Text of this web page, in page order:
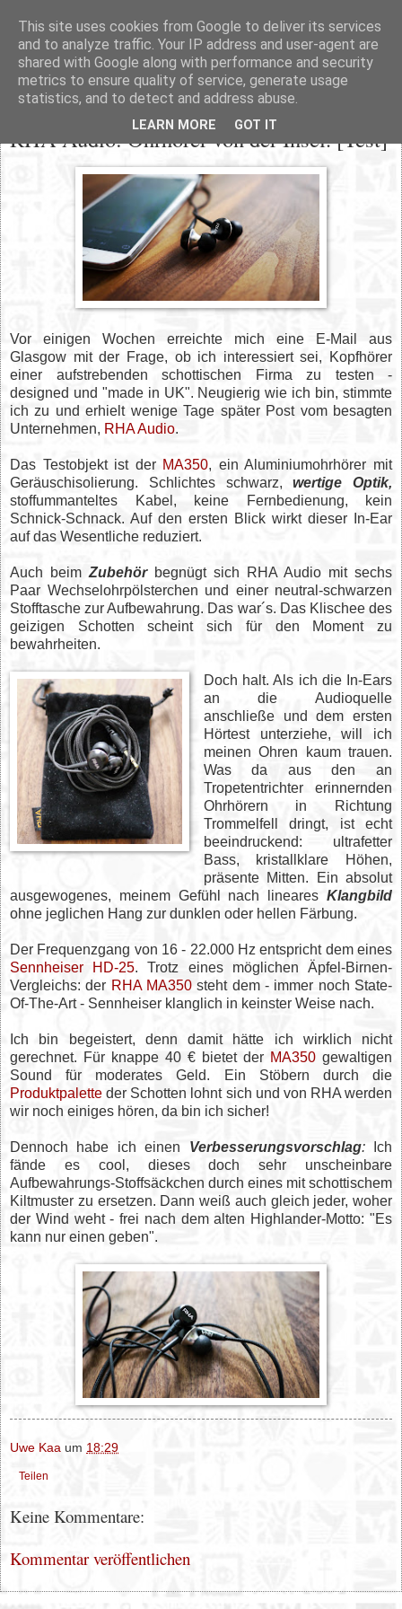
Dienstag, 30. Juli 2013
RHA Audio: Ohrhörer von der Insel. [Test]
Vor einigen Wochen erreichte mich eine E-Mail aus
Glasgow mit der Frage, ob ich interessiert sei, Kopfhörer
einer aufstrebenden schottischen Firma zu testen -
designed und "made in UK". Neugierig wie ich bin, stimmte
ich zu und erhielt wenige Tage später Post vom besagten
Unternehmen, RHA Audio.
Das Testobjekt ist der MA350, ein Aluminiumohrhörer mit
Geräuschisolierung. Schlichtes schwarz,wertige Optik,
stoffummanteltes Kabel, keine Fernbedienung, kein
Schnick-Schnack. Auf den ersten Blick wirkt dieser In-Ear
auf das Wesentliche reduziert.
Auch beimZubehörbegnügt sich RHA Audio mit sechs
Paar Wechselohrpölsterchen und einer neutral-schwarzen
Stofftasche zur Aufbewahrung. Das war´s. Das Klischee des
geizigen Schotten scheint sich für den Moment zu
bewahrheiten.
Doch halt. Als ich die In-Ears
an die Audioquelle
anschließe und dem ersten
Hörtest unterziehe, will ich
meinen Ohren kaum trauen.
Was da aus den an
Tropetentrichter erinnernden
Ohrhörern in Richtung
Trommelfell dringt, ist echt
beeindruckend: ultrafetter
Bass, kristallklare Höhen,
präsente Mitten. Ein absolut
ausgewogenes, meinem Gefühl nach lineares Klangbild
ohne jeglichen Hang zur dunklen oder hellen Färbung.
Der Frequenzgang von 16 - 22.000 Hz entspricht dem eines
Sennheiser HD-25. Trotz eines möglichen Äpfel-Birnen-
Vergleichs: der RHA MA350 steht dem - immer noch State-
Of-The-Art - Sennheiser klanglich in keinster Weise nach.
Ich bin begeistert, denn damit hätte ich wirklich nicht
gerechnet. Für knappe 40 € bietet der MA350 gewaltigen
Sound für moderates Geld. Ein Stöbern durch die
Produktpalette der Schotten lohnt sich und von RHA werden
wir noch einiges hören, da bin ich sicher!
Dennoch habe ich einen Verbesserungsvorschlag:
Ich
fände es cool, dieses doch sehr unscheinbare
Aufbewahrungs-Stoffsäckchen durch eines mit schottischem
Kiltmuster zu ersetzen. Dann weiß auch gleich jeder, woher
der Wind weht - frei nach dem alten Highlander-Motto: "Es
kann nur einen geben".
Uwe Kaa um 18:29
Teilen
Keine Kommentare:
Kommentar veröffentlichen
This site uses cookies from Google to deliver its services
and to analyze traffic. Your IP address and user-agent are
shared with Google along with performance and security
metrics to ensure quality of service, generate usage
statistics, and to detect and address abuse.
LEARN MORE GOT IT